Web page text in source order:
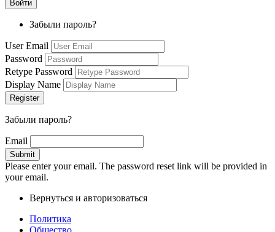
Забыли пароль?
User Email
Password
Retype Password
Display Name
Забыли пароль?
Email
Please enter your email. The password reset link will be provided in
your email.
Вернуться и авторизоваться
Политика
Общество